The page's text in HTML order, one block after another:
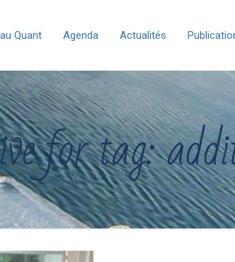
Quant Agenda Actualités
for tag: